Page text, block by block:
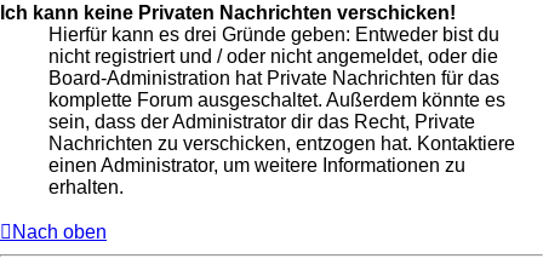
Ich kann keine Privaten Nachrichten verschicken!
Hierfür kann es drei Gründe geben: Entweder bist du
nicht registriert und / oder nicht angemeldet, oder die
Board-Administration hat Private Nachrichten für das
komplette Forum ausgeschaltet. Außerdem könnte es
sein, dass der Administrator dir das Recht, Private
Nachrichten zu verschicken, entzogen hat. Kontaktiere
einen Administrator, um weitere Informationen zu
erhalten.
Nach oben